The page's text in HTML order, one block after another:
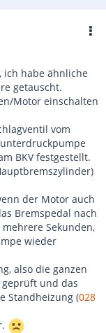
ich habe ähnliche
getauscht.
Motor einschalten
vom
BKV festgestellt.
der Motor auch
Bremspedal nach
Sekunden,
wieder
also die ganzen
und das
Standheizung (028